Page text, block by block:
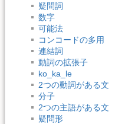
疑問詞
数字
可能法
コンコードの多用
連結詞
動詞の拡張子
ko_ka_le
2つの動詞がある文
分子
2つの主語がある文
疑問形